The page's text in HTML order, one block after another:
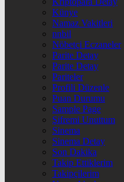
Künye
Namaz Vakitleri
nnbil
Nöbetçi Eczaneler
Parite Detay
Parite Detay
Pariteler
Profili Düzenle
Puan Durumu
Sample Page
Şifremi Unuttum
Sinema
Sinema Detay
Son Dakika
Takip Ettiklerim
Takipçilerim